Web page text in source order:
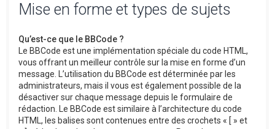
Mise en forme et types de sujets
Qu’est-ce que le BBCode ?
Le BBCode est une implémentation spéciale du code HTML,
vous offrant un meilleur contrôle sur la mise en forme d’un
message. L’utilisation du BBCode est déterminée par les
administrateurs, mais il vous est également possible de la
désactiver sur chaque message depuis le formulaire de
rédaction. Le BBCode est similaire à l’architecture du code
HTML, les balises sont contenues entre des crochets « [ » et